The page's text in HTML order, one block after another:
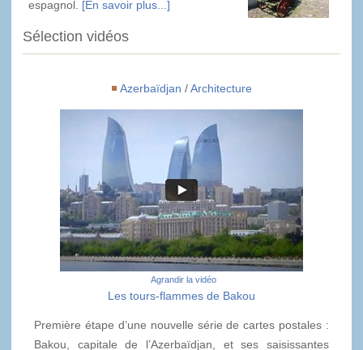
espagnol. [En savoir plus...]
Sélection vidéos
Azerbaïdjan /Architecture
Agrandir la vidéo
Les tours-flammes de Bakou
Première étape d’une nouvelle série de cartes postales :
Bakou, capitale de l’Azerbaïdjan, et ses saisissantes